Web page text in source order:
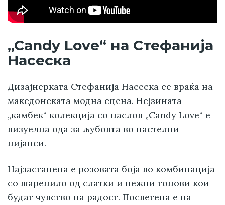
„Candy Love“ на Стефанија
Насеска
Дизајнерката Стефанија Насеска се враќа на
македонската модна сцена. Нејзината
„камбек“ колекција со наслов „Candy Love“ e
визуелна ода за љубовта во пастелни
нијанси.
Најзастапена е розовата боја во комбинација
со шаренило од слатки и нежни тонови кои
будат чувство на радост. Посветена е на